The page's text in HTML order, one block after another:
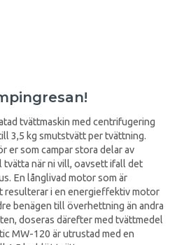
tvättmaskin med centrifugering
3,5 kg smutstvätt per tvättning.
er som campar stora delar av
när ni vill, oavsett ifall det
En långlivad motor som är
resulterar i en energieffektiv motor
benägen till överhettning än andra
doseras därefter med tvättmedel
MW-120 är utrustad med en